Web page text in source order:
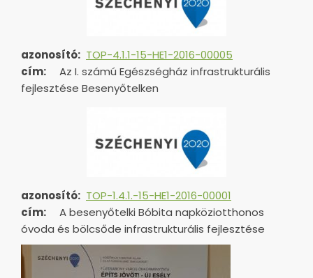
azonosító: TOP-4.1.1-15-HE1-2016-00005
cím:
Az I. számú Egészségház infrastrukturális
fejlesztése Besenyőtelken
azonosító: TOP-1.4.1.-15-HE1-2016-00001
cím:
A besenyőtelki Bóbita napköziotthonos
óvoda és bölcsőde infrastrukturális fejlesztése